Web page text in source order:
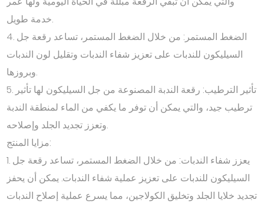
خدمة طويل.
4. الضغط المستمر: من خلال الضغط المستمر، تساعد رقعة جل
السيليكون للندبات على تعزيز شفاء الندبات وتقليل لون الندبات
وبروزها.
5. تأثير الترطيب: رقعة الندبة المصنوعة من جل السيليكون لها تأثير
ترطيب جيد، والتي يمكن أن توفر ما يكفي من الماء لمنطقة الندبة
وتعزز تجديد الجلد وإصلاحه.
مزايا المنتج:
1. يعزز شفاء الندبات: من خلال الضغط المستمر، تساعد رقعة جل
السيليكون للندبات على تعزيز عملية شفاء الندبات. يمكن أن يحفز
تجديد خلايا الجلد وتخليق الكولاجين، مما يسرع عملية إصلاح الندبات